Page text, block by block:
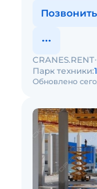
Позвонить
Обновлено
CRANES.RENT
Парк техники: